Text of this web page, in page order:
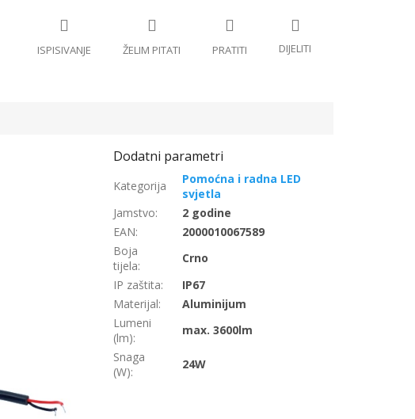
Pomoćna i radna LED
svjetla
Jamstvo:
2 godine
EAN:
2000010067589
Boja
tijela:
Crno
IP zaštita:
IP67
Materijal:
Aluminijum
Lumeni
(lm):
max. 3600lm
Snaga
(W):
24W